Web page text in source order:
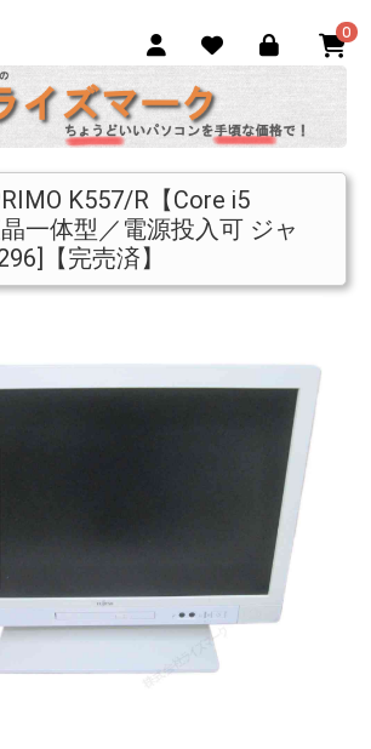
0
K557/R【Core i5
一体型／電源投入可 ジャ
【完売済】